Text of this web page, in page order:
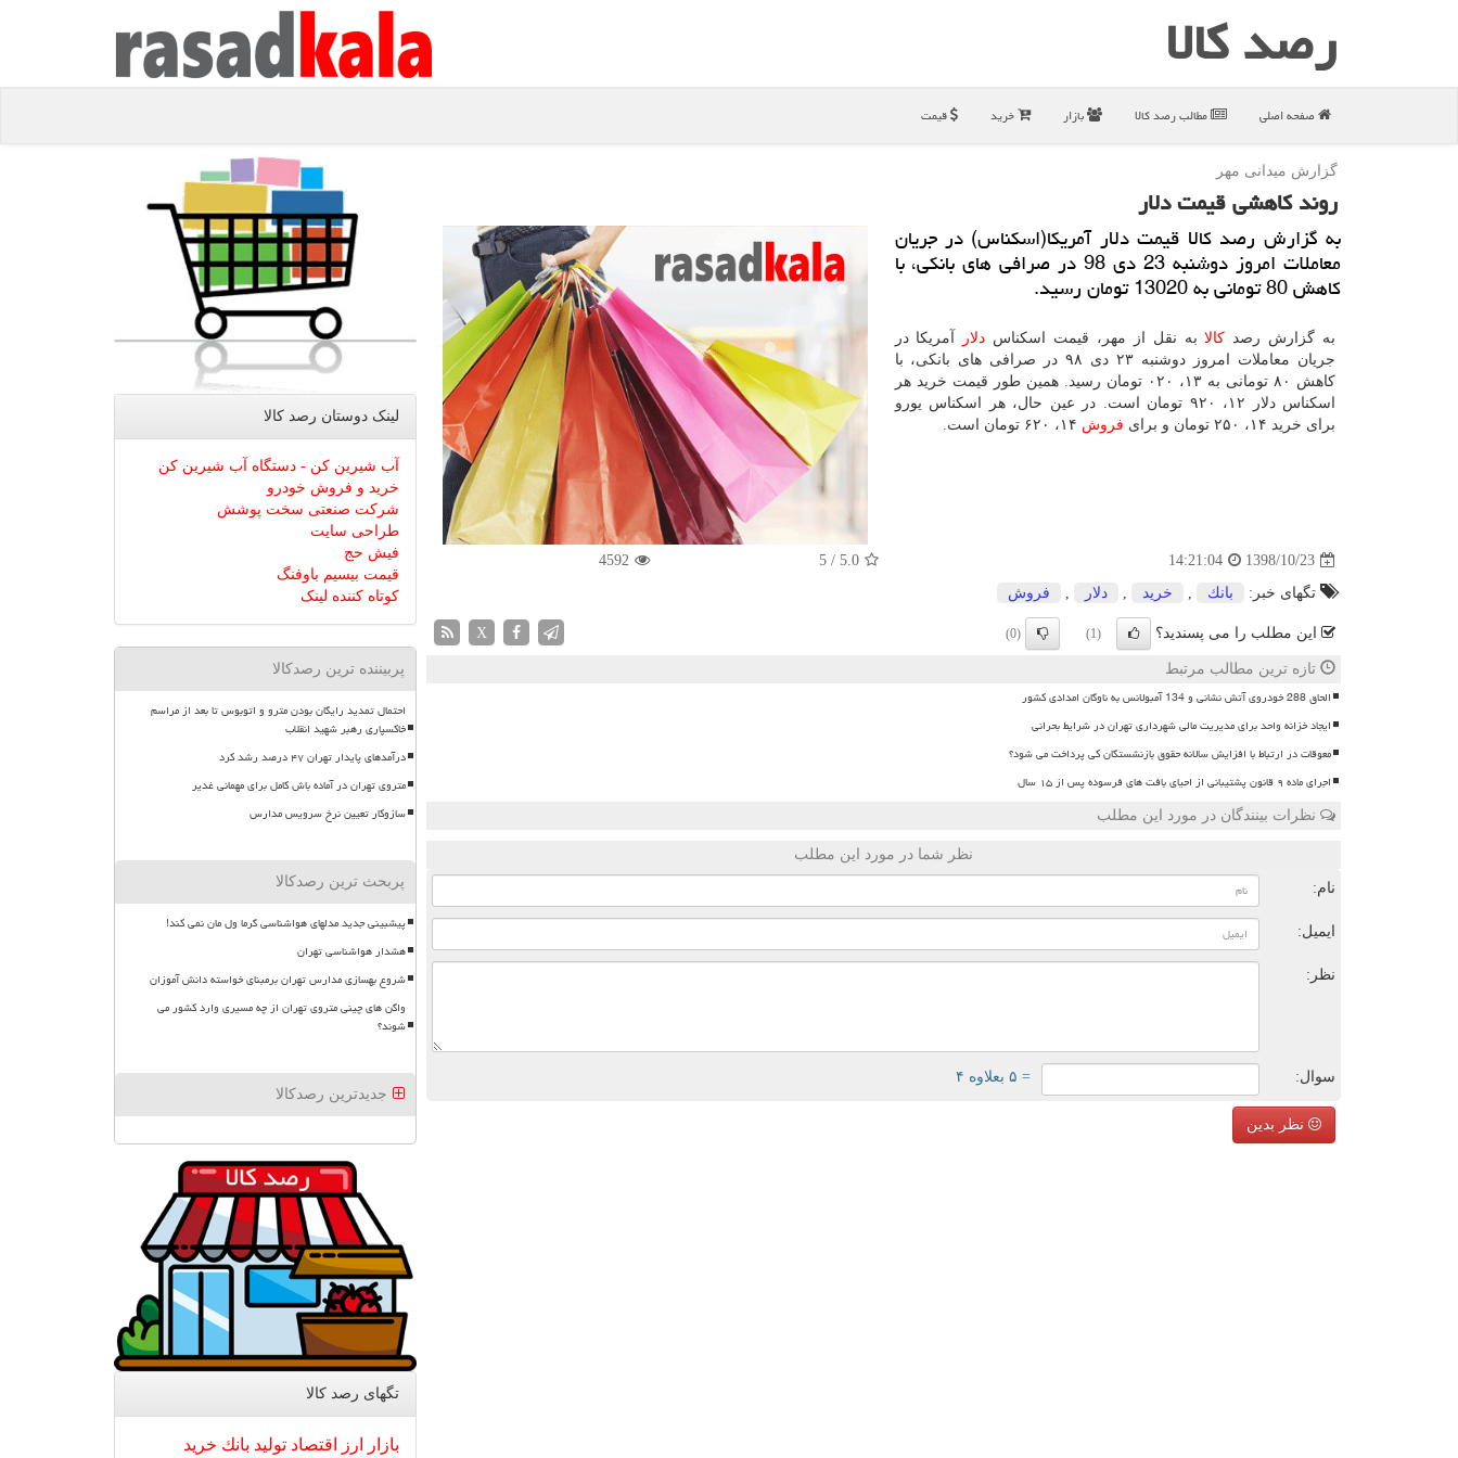
رصد كالا
صفحه اصلی مطالب رصد كالا بازار خرید قیمت
گزارش میدانی مهر
روند كاهشی قیمت دلار
به گزارش رصد كالا قیمت دلار آمریكا(اسكناس) در جریان
معاملات امروز دوشنبه 23 دی 98 در صرافی های بانكی، با
كاهش 80 تومانی به 13020 تومان رسید.
به گزارش رصد كالابه نقل از مهر، قیمت اسكناس دلار
آمریكا در
جریان معاملات امروز دوشنبه ۲۳ دی ۹۸ در صرافی های بانكی، با
كاهش ۸۰ تومانی به ۱۳، ۰۲۰ تومان رسید. همین طور قیمت خرید هر
اسكناس دلار ۱۲، ۹۲۰ تومان است. در عین حال، هر اسكناس یورو
برای خرید ۱۴، ۲۵۰ تومان و برای
فروش
1398/10/23
14:21:04
5.0
/
5
4592
تگهای خبر: بانك , خرید , دلار , فروش
این مطلب را می پسندید؟ (1)
(0)
X
تازه ترین مطالب مرتبط
الحاق 288 خودروی آتش نشانی و 134 آمبولانس به ناوگان امدادی کشور
ایجاد خزانه واحد برای مدیریت مالی شهرداری تهران در شرایط بحرانی
معوقات در ارتباط با افزایش سالانه حقوق بازنشستگان کی پرداخت می شود؟
اجرای ماده ۹ قانون پشتیبانی از احیای بافت های فرسوده پس از ۱۵ سال
نظرات بینندگان در مورد این مطلب
نظر شما در مورد این مطلب
نام:
ایمیل:
نظر:
سوال: = ۵ بعلاوه ۴
نظر بدین
لینک دوستان رصد كالا
آب شیرین کن - دستگاه آب شیرین کن
خرید و فروش خودرو
شرکت صنعتی سخت پوشش
طراحی سایت
فیش حج
قیمت بیسیم باوفنگ
کوتاه کننده لینک
پربیننده ترین رصدکالا
احتمال تمدید رایگان بودن مترو و اتوبوس تا بعد از مراسم
خاکسپاری رهبر شهید انقلاب
درآمدهای پایدار تهران ۴۷ درصد رشد کرد
متروی تهران در آماده باش کامل برای مهمانی غدیر
سازوکار تعیین نرخ سرویس مدارس
پربحث ترین رصدکالا
پیشبینی جدید مدلهای هواشناسی گرما ول مان نمی کند!
هشدار هواشناسی تهران
شروع بهسازی مدارس تهران برمبنای خواسته دانش آموزان
واگن های چینی متروی تهران از چه مسیری وارد کشور می
شوند؟
جدیدترین رصدکالا
تگهای رصد كالا
بازار ارز اقتصاد تولید بانك خرید